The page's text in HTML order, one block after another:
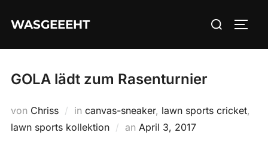
InhaltWASGEEEHT
Suchen
GOLA lädt zum Rasenturnier
von Chriss in canvas-sneaker, lawn sports cricket,
lawn sports kollektion
an Veröffentlicht
April 3, 2017